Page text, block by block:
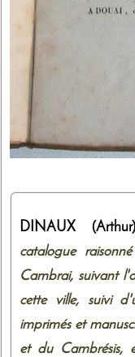
DINAUX
catalogue
Cambrai, suivant
cette ville, suivi
imprimés et
et du Cambrésis,